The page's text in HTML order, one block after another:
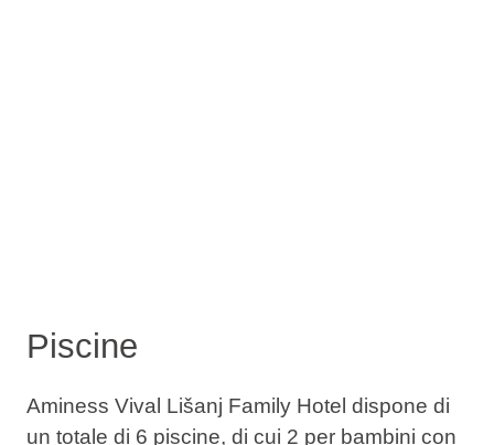
Piscine
Aminess Vival Lišanj Family Hotel dispone di
un totale di 6 piscine, di cui 2 per bambini con